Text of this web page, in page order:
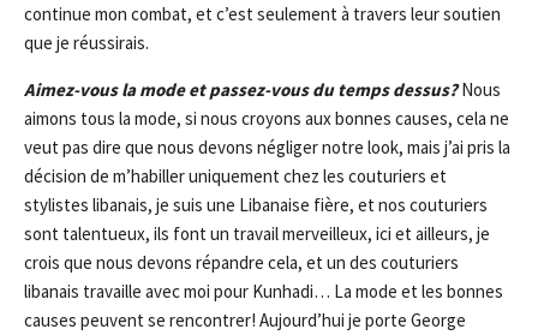
continue mon combat, et c’est seulement à travers leur soutien
que je réussirais.
Aimez-vous la mode et passez-vous du temps dessus?Nous
aimons tous la mode, si nous croyons aux bonnes causes, cela ne
veut pas dire que nous devons négliger notre look, mais j’ai pris la
décision de m’habiller uniquement chez les couturiers et
stylistes libanais, je suis une Libanaise fière, et nos couturiers
sont talentueux, ils font un travail merveilleux, ici et ailleurs, je
crois que nous devons répandre cela, et un des couturiers
libanais travaille avec moi pour Kunhadi… La mode et les bonnes
causes peuvent se rencontrer! Aujourd’hui je porte George